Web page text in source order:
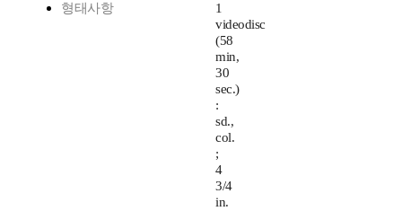
형태사항
1
videodisc
(58
min,
30
sec.)
:
sd.,
col.
;
4
3/4
in.